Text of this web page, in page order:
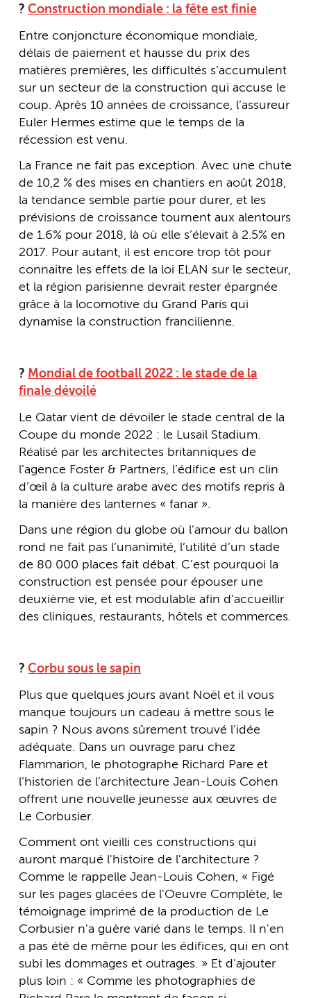
? Construction mondiale : la fête est finie
Entre conjoncture économique mondiale,
délais de paiement et hausse du prix des
matières premières, les difficultés s’accumulent
sur un secteur de la construction qui accuse le
coup. Après 10 années de croissance, l’assureur
Euler Hermes estime que le temps de la
récession est venu.
La France ne fait pas exception. Avec une chute
de 10,2 % des mises en chantiers en août 2018,
la tendance semble partie pour durer, et les
prévisions de croissance tournent aux alentours
de 1.6% pour 2018, là où elle s’élevait à 2.5% en
2017. Pour autant, il est encore trop tôt pour
connaitre les effets de la loi ELAN sur le secteur,
et la région parisienne devrait rester épargnée
grâce à la locomotive du Grand Paris qui
dynamise la construction francilienne.
? Mondial de football 2022 : le stade de la
finale dévoilé
Le Qatar vient de dévoiler le stade central de la
Coupe du monde 2022 : le Lusail Stadium.
Réalisé par les architectes britanniques de
l’agence Foster & Partners, l’édifice est un clin
d’œil à la culture arabe avec des motifs repris à
la manière des lanternes « fanar ».
Dans une région du globe où l’amour du ballon
rond ne fait pas l’unanimité, l’utilité d’un stade
de 80 000 places fait débat. C’est pourquoi la
construction est pensée pour épouser une
deuxième vie, et est modulable afin d’accueillir
des cliniques, restaurants, hôtels et commerces.
? Corbu sous le sapin
Plus que quelques jours avant Noël et il vous
manque toujours un cadeau à mettre sous le
sapin ? Nous avons sûrement trouvé l’idée
adéquate. Dans un ouvrage paru chez
Flammarion, le photographe Richard Pare et
l’historien de l’architecture Jean-Louis Cohen
offrent une nouvelle jeunesse aux œuvres de
Le Corbusier.
Comment ont vieilli ces constructions qui
auront marqué l'histoire de l'architecture ?
Comme le rappelle Jean-Louis Cohen, « Figé
sur les pages glacées de l'Oeuvre Complète, le
témoignage imprimé de la production de Le
Corbusier n'a guère varié dans le temps. Il n'en
a pas été de même pour les édifices, qui en ont
subi les dommages et outrages. » Et d'ajouter
plus loin : « Comme les photographies de